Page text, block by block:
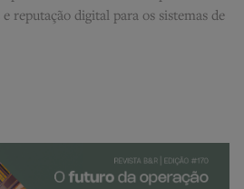
reputação digital para os sistemas de